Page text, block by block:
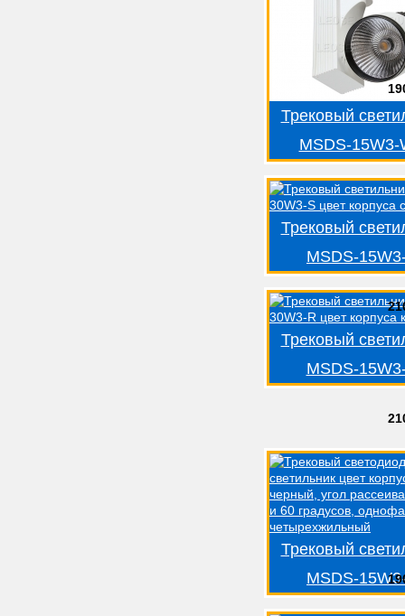
Трековый
MSDS-15W3-
Трековый
MSDS-
Трековый
MSDS-
Трековый
MSDS-